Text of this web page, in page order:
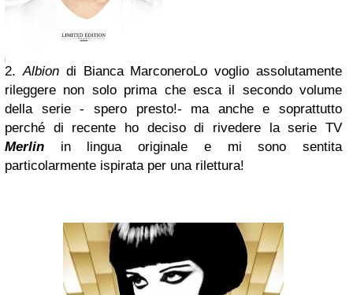
2.Albiondi Bianca MarconeroLo voglio assolutamente
rileggere non solo prima che esca il secondo volume
della serie - spero presto!- ma anche e soprattutto
perché di recente ho deciso di rivedere la serie TV
Merlin
in lingua originale e mi sono sentita
particolarmente ispirata per una rilettura!